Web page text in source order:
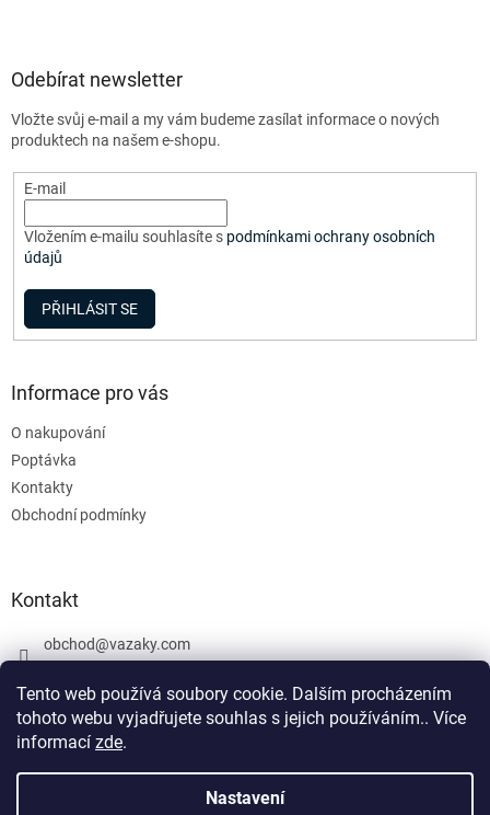
Tento web používá soubory cookie. Dalším procházením
tohoto webu vyjadřujete souhlas s jejich používáním.. Více
informací zde.
Nastavení
jsou označeny: skladem mohou být vyrobeny v den objednávky,
Odebírat newsletter
Vložte svůj e-mail a my vám budeme zasílat informace o nových
produktech na našem e-shopu.
E-mail
Vložením e-mailu souhlasíte s podmínkami ochrany osobních
údajů
PŘIHLÁSIT SE
Informace pro vás
O nakupování
Poptávka
Kontakty
Obchodní podmínky
Kontakt
obchod@vazaky.com
Vytvořil Shoptet